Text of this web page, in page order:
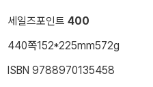
세일즈포인트 400
440쪽152*225mm572g
ISBN 9788970135458